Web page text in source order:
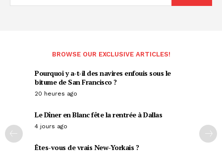
BROWSE OUR EXCLUSIVE ARTICLES!
Pourquoi y a-t-il des navires enfouis sous le
bitume de San Francisco ?
20 heures ago
Le Dîner en Blanc fête la rentrée à Dallas
4 jours ago
Êtes-vous de vrais New-Yorkais ?